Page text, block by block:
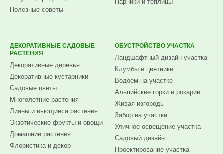
Полезные советы
Парники и теплицы
ДЕКОРАТИВНЫЕ САДОВЫЕ
РАСТЕНИЯ
Декоративные деревья
Декоративные кустарники
Садовые цветы
Многолетние растения
Лианы и вьющиеся растения
Экзотические фрукты и овощи
Домашние растения
Флористика и декор
ОБУСТРОЙСТВО УЧАСТКА
Ландшафтный дизайн участка
Клумбы и цветники
Водоем на участке
Альпийские горки и рокарии
Живая изгородь
Забор на участке
Уличное освещение участка
Садовый дизайн
Проектирование участка